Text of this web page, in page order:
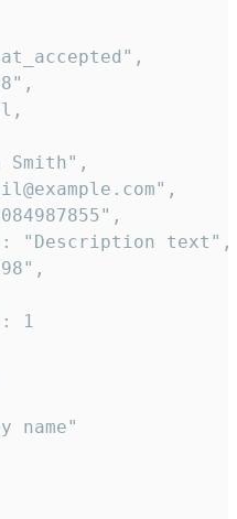
Smith",
"Description text",
1
name"